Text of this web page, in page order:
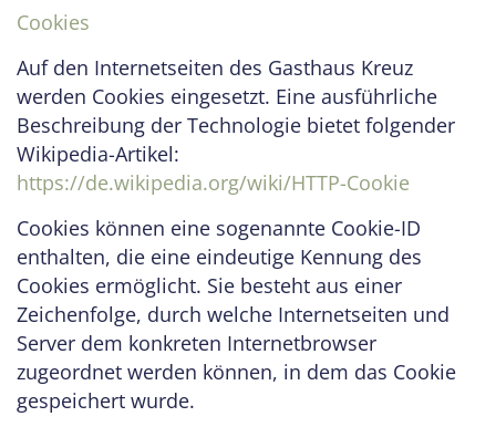
Cookies
Auf den Internetseiten des Gasthaus Kreuz
werden Cookies eingesetzt. Eine ausführliche
Beschreibung der Technologie bietet folgender
Wikipedia-Artikel:
https://de.wikipedia.org/wiki/HTTP-Cookie
Cookies können eine sogenannte Cookie-ID
enthalten, die eine eindeutige Kennung des
Cookies ermöglicht. Sie besteht aus einer
Zeichenfolge, durch welche Internetseiten und
Server dem konkreten Internetbrowser
zugeordnet werden können, in dem das Cookie
gespeichert wurde.